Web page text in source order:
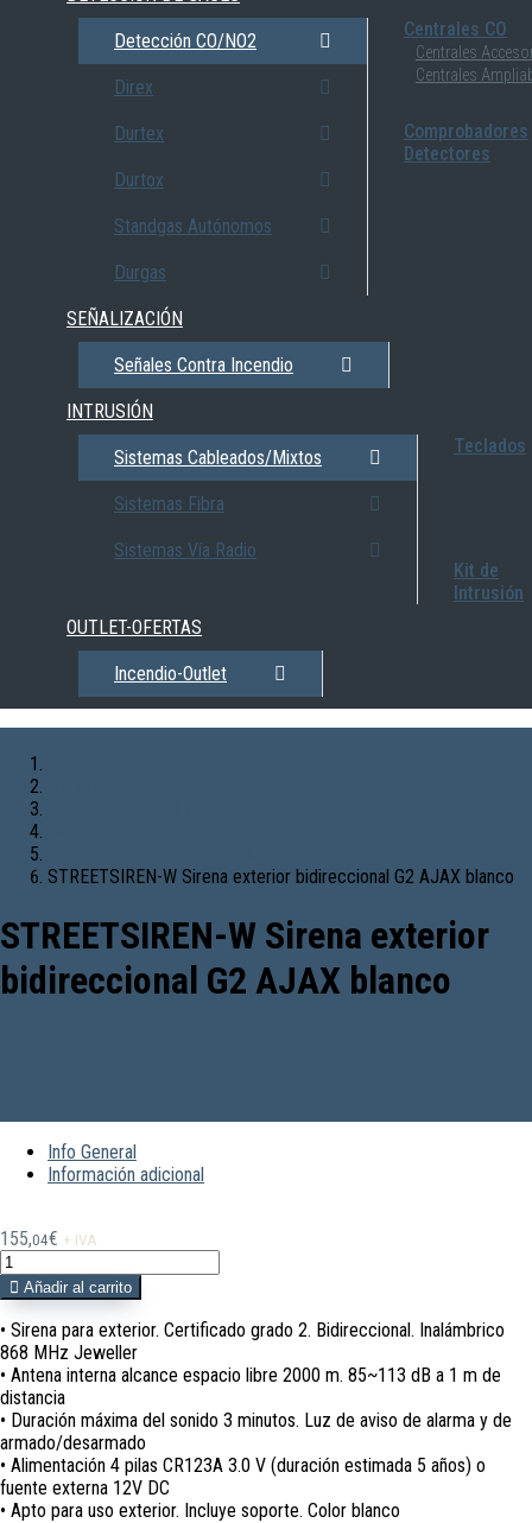
Detección CO/NO2
Direx
Durtex
Durtox
Standgas Autónomos
Durgas
Centrales CO
Centrales
Centrales
Comprobadores
Detectores
SEÑALIZACIÓN
Señales Contra Incendio
INTRUSIÓN
Sistemas Cableados/Mixtos
Sistemas Fibra
Sistemas Vía Radio
Teclados
Kit de
Intrusión
OUTLET-OFERTAS
Incendio-Outlet
STREETSIREN-W Sirena exterior bidireccional G2 AJAX blanco
STREETSIREN-W Sirena exterior
bidireccional G2 AJAX blanco
Info General
Información adicional
155,04€ + IVA
STREETSIREN-
W
Sirena
exterior
bidireccional
G2
AJAX
blanco
cantidad
Añadir al carrito
• Sirena para exterior. Certificado grado 2. Bidireccional. Inalámbrico
868 MHz Jeweller
• Antena interna alcance espacio libre 2000 m. 85~113 dB a 1 m de
distancia
• Duración máxima del sonido 3 minutos. Luz de aviso de alarma y de
armado/desarmado
• Alimentación 4 pilas CR123A 3.0 V (duración estimada 5 años) o
fuente externa 12V DC
• Apto para uso exterior. Incluye soporte. Color blanco